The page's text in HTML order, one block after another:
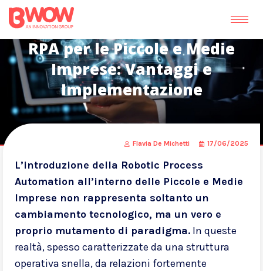
RPA per le Piccole e Medie
Imprese: Vantaggi e
Implementazione
Flavia De Michetti 17/06/2025
L’introduzione della Robotic Process
Automation all’interno delle Piccole e Medie
Imprese non rappresenta soltanto un
cambiamento tecnologico, ma un vero e
proprio mutamento di paradigma. In queste
realtà, spesso caratterizzate da una struttura
operativa snella, da relazioni fortemente